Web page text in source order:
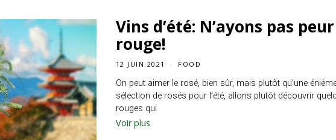
Vins d’été: N’ayons pas
rouge!
12 JUIN 2021 FOOD
On peut aimer le rosé, bien sûr, mais plutôt qu’une
sélection de rosés pour l’été, allons plutôt découvrir
rouges qui
Voir plus